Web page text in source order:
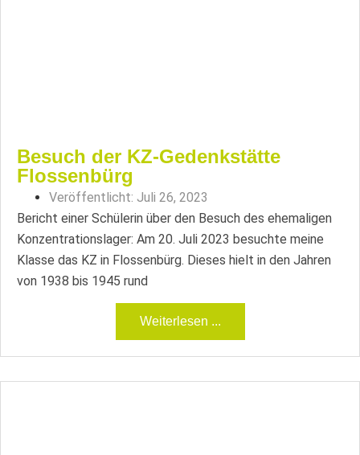
Besuch der KZ-Gedenkstätte
Flossenbürg
Veröffentlicht: Juli 26, 2023
Bericht einer Schülerin über den Besuch des ehemaligen
Konzentrationslager: Am 20. Juli 2023 besuchte meine
Klasse das KZ in Flossenbürg. Dieses hielt in den Jahren
von 1938 bis 1945 rund
Weiterlesen ...